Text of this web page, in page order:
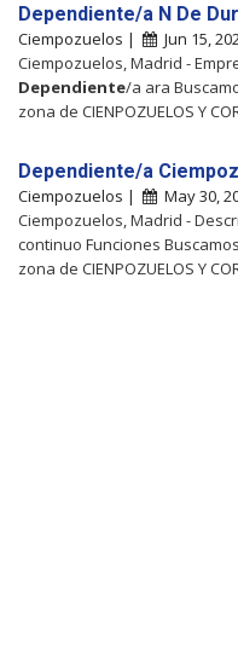
Dependiente/a N De
Ciempozuelos |
Jun 15,
Ciempozuelos, Madrid -
Dependiente/a ara
zona de CIENPOZUELOS Y
Dependiente/a
Ciempozuelos |
May 30,
Ciempozuelos, Madrid -
continuo Funciones
zona de CIENPOZUELOS Y